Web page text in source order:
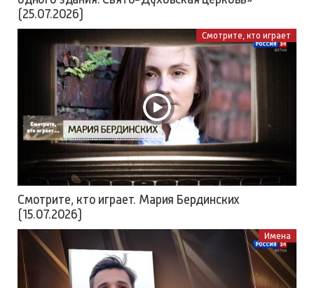
(25.07.2026)
Смотрите, кто играет
Смотрите, кто играет. Мария Бердинских
(15.07.2026)
Имена